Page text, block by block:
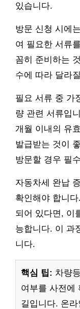
있습니다.
방문 신청 시에
여 필요한 서류
꼼히 준비하는
수에 따라 달라
필요 서류 중 가
량 관련 서류입
개월 이내의 유
발급받는 것이
방문할 경우 필
자동차세 완납
확인해야 합니
되어 있다면, 이
능합니다. 이 과
니다.
핵심 팁: 차량
여부를 사전에
길입니다. 온